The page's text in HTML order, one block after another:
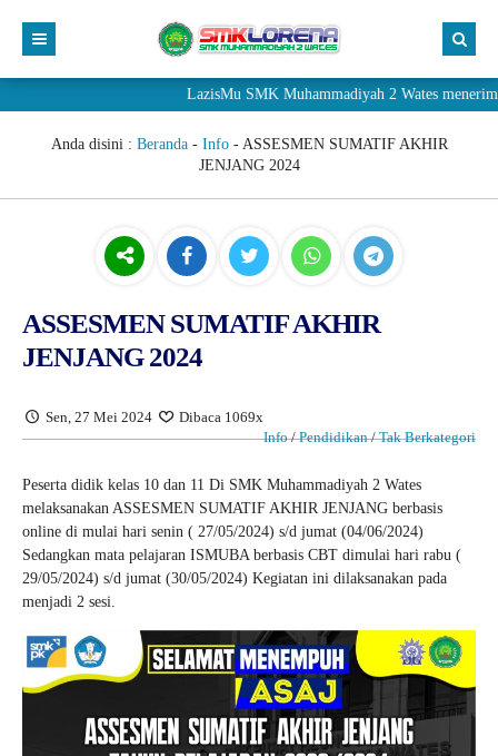
LazisMu SMK Muhammadiyah 2 Wates menerima
Anda disini : Beranda- Info- ASSESMEN SUMATIF AKHIR
JENJANG 2024
ASSESMEN SUMATIF AKHIR
JENJANG 2024
Sen, 27 Mei 2024
Dibaca 1069x
Info/Pendidikan/Tak Berkategori
Peserta didik kelas 10 dan 11 Di SMK Muhammadiyah 2 Wates
melaksanakan ASSESMEN SUMATIF AKHIR JENJANG berbasis
online di mulai hari senin ( 27/05/2024) s/d jumat (04/06/2024)
Sedangkan mata pelajaran ISMUBA berbasis CBT dimulai hari rabu (
29/05/2024) s/d jumat (30/05/2024) Kegiatan ini dilaksanakan pada
menjadi 2 sesi.